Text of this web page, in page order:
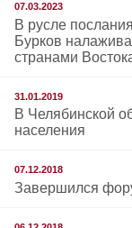
07.03.2023
В русле
Бурков
странами
31.01.2019
В Челябинской
населения
07.12.2018
Завершился